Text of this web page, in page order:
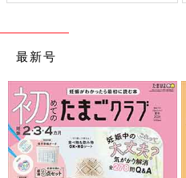
最新号